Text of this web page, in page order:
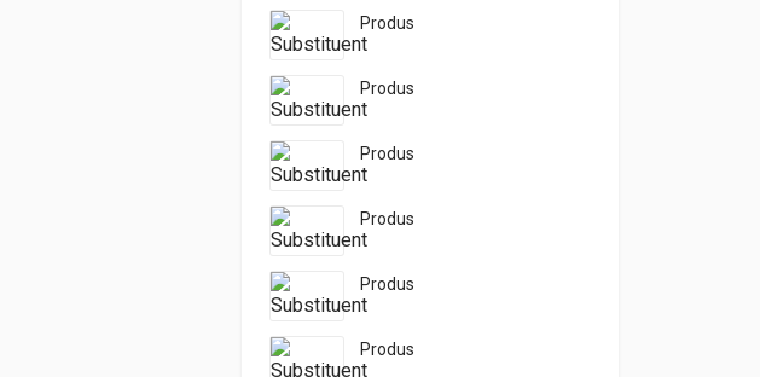
Produs
Produs
Produs
Produs
Produs
Produs